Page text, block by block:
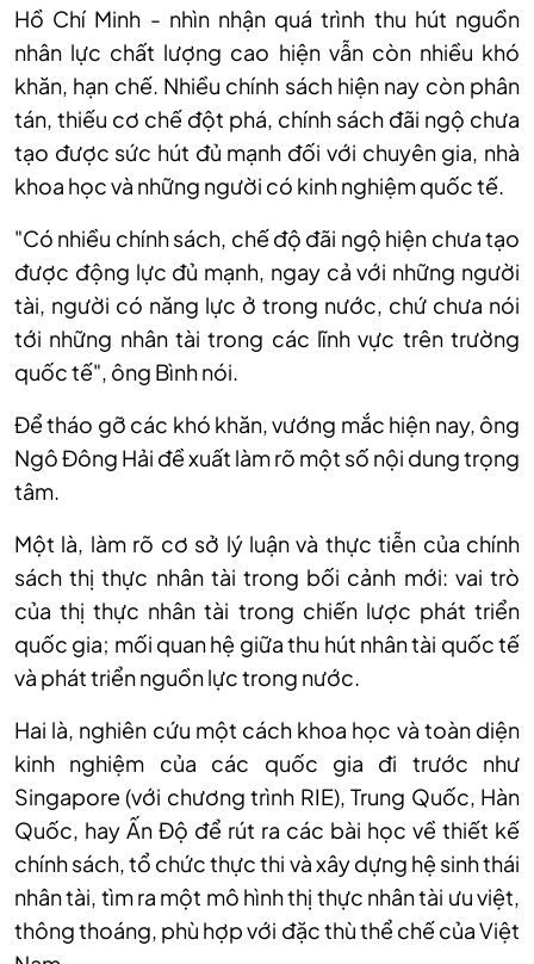
Hồ Chí Minh - nhìn nhận quá trình thu hút nguồn
nhân lực chất lượng cao hiện vẫn còn nhiều khó
khăn, hạn chế. Nhiều chính sách hiện nay còn phân
tán, thiếu cơ chế đột phá, chính sách đãi ngộ chưa
tạo được sức hút đủ mạnh đối với chuyên gia, nhà
khoa học và những người có kinh nghiệm quốc tế.
"Có nhiều chính sách, chế độ đãi ngộ hiện chưa tạo
được động lực đủ mạnh, ngay cả với những người
tài, người có năng lực ở trong nước, chứ chưa nói
tới những nhân tài trong các lĩnh vực trên trường
quốc tế", ông Bình nói.
Để tháo gỡ các khó khăn, vướng mắc hiện nay, ông
Ngô Đông Hải đề xuất làm rõ một số nội dung trọng
tâm.
Một là, làm rõ cơ sở lý luận và thực tiễn của chính
sách thị thực nhân tài trong bối cảnh mới: vai trò
của thị thực nhân tài trong chiến lược phát triển
quốc gia; mối quan hệ giữa thu hút nhân tài quốc tế
và phát triển nguồn lực trong nước.
Hai là, nghiên cứu một cách khoa học và toàn diện
kinh nghiệm của các quốc gia đi trước như
Singapore (với chương trình RIE), Trung Quốc, Hàn
Quốc, hay Ấn Độ để rút ra các bài học về thiết kế
chính sách, tổ chức thực thi và xây dựng hệ sinh thái
nhân tài, tìm ra một mô hình thị thực nhân tài ưu việt,
thông thoáng, phù hợp với đặc thù thể chế của Việt